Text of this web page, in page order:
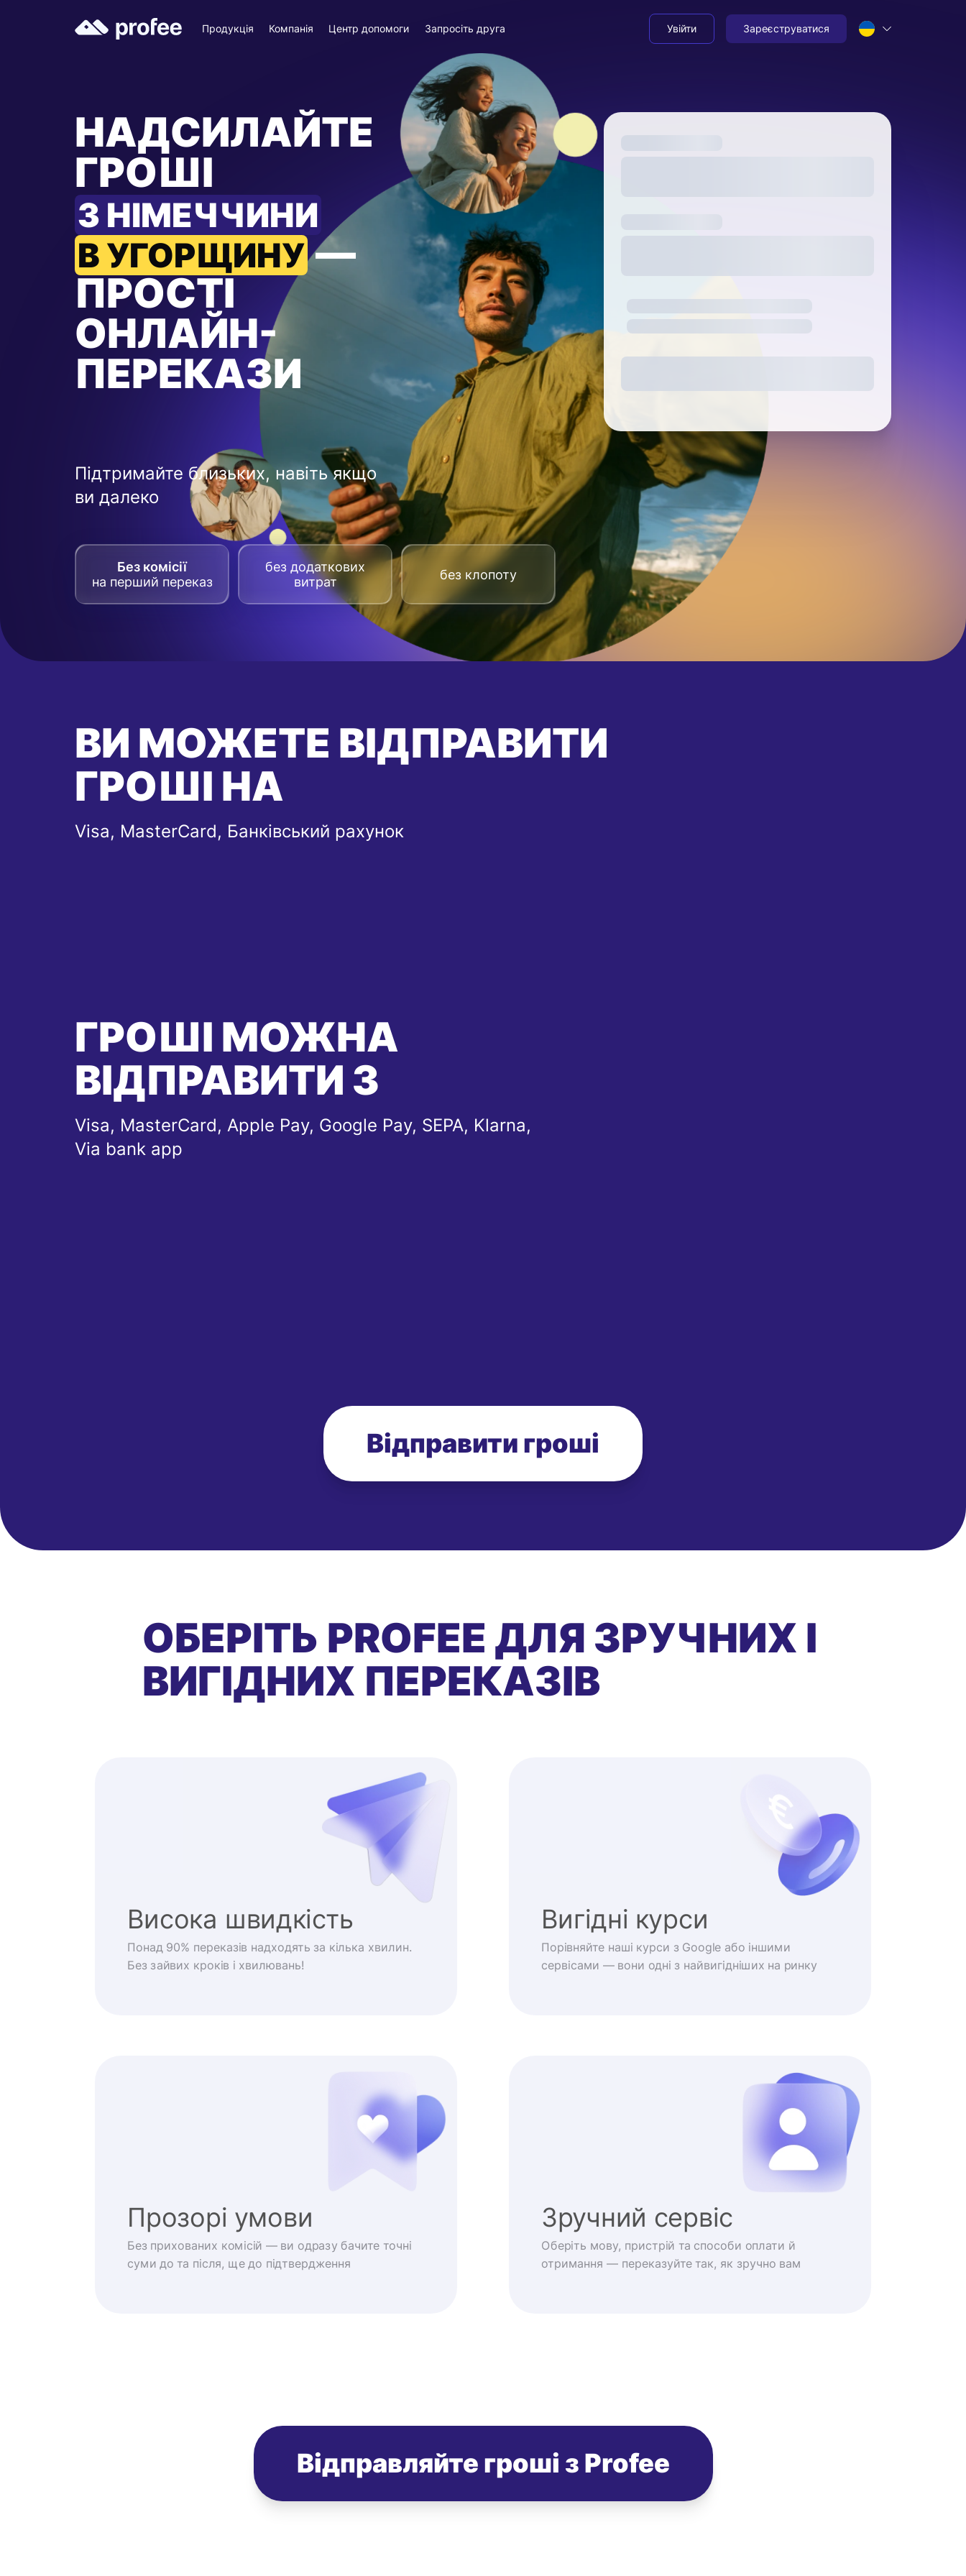
Продукція Компанія Центр допомоги Запросіть друга Увійти Зареєструватися
НАДСИЛАЙТЕ
ГРОШІ
З НІМЕЧЧИНИ
В УГОРЩИНУ—
ПРОСТІ
ОНЛАЙН-
ПЕРЕКАЗИ
Підтримайте близьких, навіть якщо
ви далеко
Без комісії
на перший переказ
без додаткових
витрат
без клопоту
ВИ МОЖЕТЕ ВІДПРАВИТИ
ГРОШІ НА
Visa, MasterCard, Банківський рахунок
ГРОШІ МОЖНА
ВІДПРАВИТИ З
Visa, MasterCard, Apple Pay, Google Pay, SEPA, Klarna,
Via bank app
Відправити гроші
ОБЕРІТЬ PROFEE ДЛЯ ЗРУЧНИХ І
ВИГІДНИХ ПЕРЕКАЗІВ
Висока швидкість
Понад 90% переказів надходять за кілька хвилин.
Без зайвих кроків і хвилювань!
Вигідні курси
Порівняйте наші курси з Google або іншими
сервісами — вони одні з найвигідніших на ринку
Прозорі умови
Без прихованих комісій — ви одразу бачите точні
суми до та після, ще до підтвердження
Зручний сервіс
Оберіть мову, пристрій та способи оплати й
отримання — переказуйте так, як зручно вам
Відправляйте гроші з Profee